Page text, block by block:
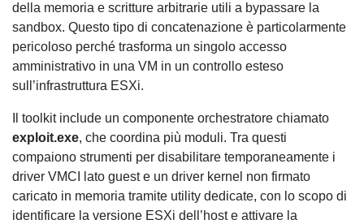
della memoria e scritture arbitrarie utili a bypassare la
sandbox. Questo tipo di concatenazione è particolarmente
pericoloso perché trasforma un singolo accesso
amministrativo in una VM in un controllo esteso
sull’infrastruttura ESXi.
Il toolkit include un componente orchestratore chiamato
exploit.exe, che coordina più moduli. Tra questi
compaiono strumenti per disabilitare temporaneamente i
driver VMCI lato guest e un driver kernel non firmato
caricato in memoria tramite utility dedicate, con lo scopo di
identificare la versione ESXi dell’host e attivare la